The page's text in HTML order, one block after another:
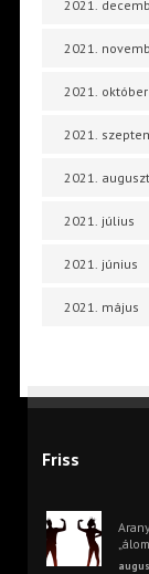
2021.
2021.
2021. október
2021.
2021.
2021. július
2021. június
2021. május
Friss